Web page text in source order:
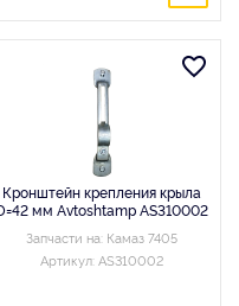
Кронштейн крепления крыла
мм Avtoshtamp AS310002
Запчасти на: Камаз 7405
Артикул: AS310002